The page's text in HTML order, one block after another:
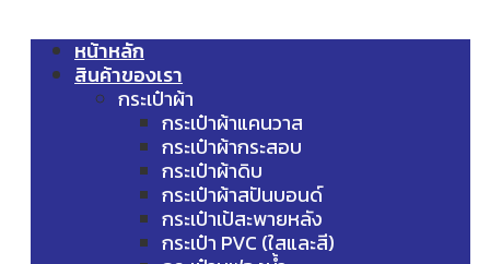
หน้าหลัก
สินค้าของเรา
กระเป๋าผ้า
กระเป๋าผ้าแคนวาส
กระเป๋าผ้ากระสอบ
กระเป๋าผ้าดิบ
กระเป๋าผ้าสปันบอนด์
กระเป๋าเป้สะพายหลัง
กระเป๋า PVC (ใสและสี)